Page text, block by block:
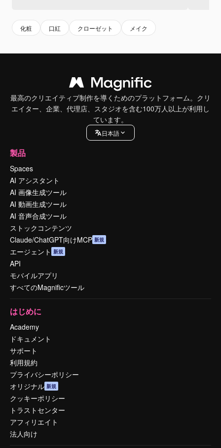
化粧 口紅 クローゼット メイク
最高のクリエイティブ制作を導くためのプラットフォーム。クリ
エイター、企業、代理店、スタジオを含む100万人以上が利用し
ています。
日本語
製品
Spaces
AI アシスタント
AI 画像生成ツール
AI 動画生成ツール
AI 音声合成ツール
ストックコンテンツ
Claude/ChatGPT向けMCP 新規
エージェント 新規
API
モバイルアプリ
すべてのMagnificツール
はじめに
Academy
ドキュメント
サポート
利用規約
プライバシーポリシー
オリジナル 新規
クッキーポリシー
トラストセンター
アフィリエイト
法人向け